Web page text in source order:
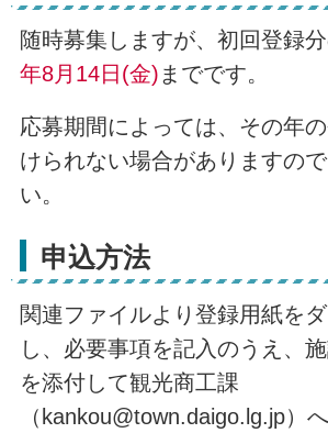
随時募集しますが、初回登録
年8月14日(金) までです。
応募期間によっては、その年
けられない場合がありますの
い。
申込方法
関連ファイルより登録用紙を
し、必要事項を記入のうえ、
を添付して観光商工課
（kankou@town.daigo.lg.jp）